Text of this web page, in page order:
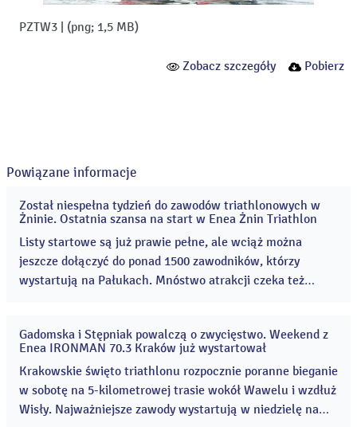
PZTW3 (png; 1,5 MB)
Zobacz szczegóły Pobierz
Powiązane informacje
04
sie
Został niespełna tydzień do zawodów triathlonowych w
Żninie. Ostatnia szansa na start w Enea Żnin Triathlon
Listy startowe są już prawie pełne, ale wciąż można
jeszcze dołączyć do ponad 1500 zawodników, którzy
wystartują na Pałukach. Mnóstwo atrakcji czeka też
sportowe, które co roku przyciągają coraz więcej
uczestników i kibiców. ...
31
2026
Gadomska i Stępniak powalczą o zwycięstwo. Weekend z
Enea IRONMAN 70.3 Kraków już wystartował
Krakowskie święto triathlonu rozpocznie poranne bieganie
w sobotę na 5-kilometrowej trasie wokół Wawelu i wzdłuż
Wisły. Najważniejsze zawody wystartują w niedzielę na